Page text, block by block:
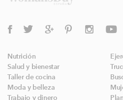
Nutrición
Salud y bienestar
Taller de cocina
Moda y belleza
Trabajo y dinero